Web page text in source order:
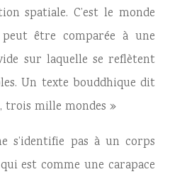
spatiale. C’est le monde
être comparée à une
sur laquelle se reflètent
Un texte bouddhique dit
trois mille mondes »
s’identifie pas à un corps
est comme une carapace